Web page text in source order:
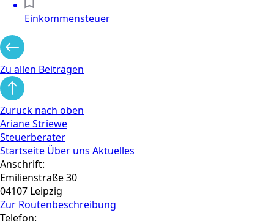
Einkommensteuer
Zu allen Beiträgen
Zurück nach oben
Ariane Striewe
Steuerberater
Startseite Über uns Aktuelles
Anschrift:
Emilienstraße 30
04107 Leipzig
Zur Routen­beschreibung
Telefon: